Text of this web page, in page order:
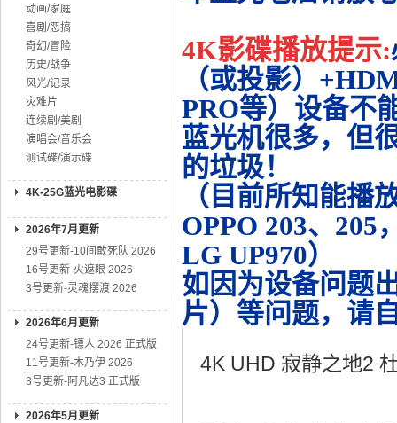
动画/家庭
喜剧/恶搞
奇幻/冒险
历史/战争
风光/记录
灾难片
连续剧/美剧
演唱会/音乐会
测试碟/演示碟
4K-25G蓝光电影碟
2026年7月更新
29号更新-10间敢死队 2026
16号更新-火遮眼 2026
3号更新-灵魂摆渡 2026
2026年6月更新
24号更新-镖人 2026 正式版
11号更新-木乃伊 2026
3号更新-阿凡达3 正式版
2026年5月更新
4K影碟播放提示:
（或投影）
PRO等）设备不
蓝光机很多，但
的垃圾！
（目前所知能播
OPPO 203、205
LG UP970）
如因为设备问题
片）等问题，请
4K UHD 寂静之地2